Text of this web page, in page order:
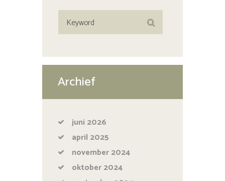
Archief
juni 2026
april 2025
november2024
oktober2024